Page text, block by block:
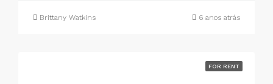
Brittany Watkins 6 anos atrás
FOR RENT